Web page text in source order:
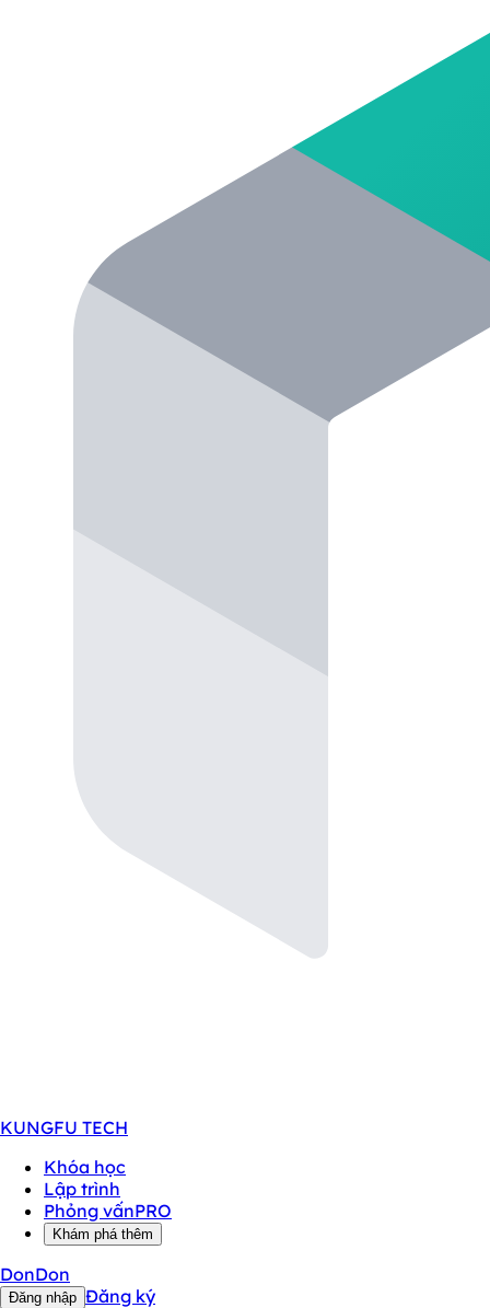
KUNGFU TECH
Khóa học
Lập trình
Phỏng vấnPRO
Khám phá thêm
DonDon
Đăng nhập Đăng ký